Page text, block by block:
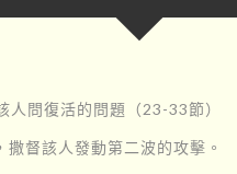
人問復活的問題（23-33節）
撒督該人發動第二波的攻擊。